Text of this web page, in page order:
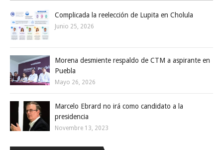
Complicada la reelección de Lupita en Cholula
Junio 25, 2026
Morena desmiente respaldo de CTM a aspirante en
Puebla
Mayo 26, 2026
Marcelo Ebrard no irá como candidato a la
presidencia
Novembre 13, 2023